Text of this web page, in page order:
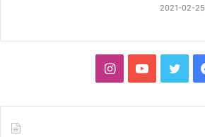
2021-02-25
فيسبوك تويتر يوتيوبانستقرام